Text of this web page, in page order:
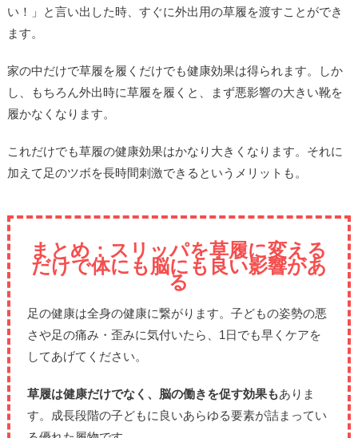
い！」と言い出した時、すぐに外出用の草履を渡すことができ
ます。
家の中だけで草履を履くだけでも健康効果は得られます。しか
し、もちろん外出時に草履を履くと、まず悪影響の大きい靴を
履かなくなります。
これだけでも草履の健康効果はかなり大きくなります。それに
加えて足のツボを長時間刺激できるというメリットも。
まとめ：スリッパを草履に変える
だけで体にも脳にも良い影響があ
る
足の健康は全身の健康に繋がります。子どもの姿勢の悪
さや足の痛み・歪みに気付いたら、1日でも早くケアを
してあげてください。
草履は健康だけでなく、脳の働きを促す効果もありま
す。成長段階の子どもに良いあらゆる要素が詰まってい